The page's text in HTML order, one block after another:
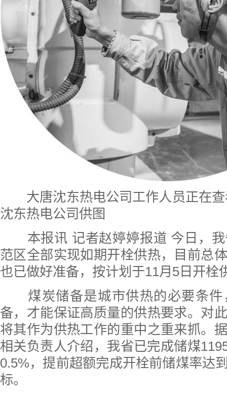
大唐沈东热电公司工作人员正在查
沈东热电公司供图
本报讯 记者赵婷婷报道 今日，我
范区全部实现如期开栓供热，目前总
也已做好准备，按计划于11月5日开栓
煤炭储备是城市供热的必要条件
备，才能保证高质量的供热要求。对
将其作为供热工作的重中之重来抓。
相关负责人介绍，我省已完成储煤
0.5%，提前超额完成开栓前储煤率达
标。